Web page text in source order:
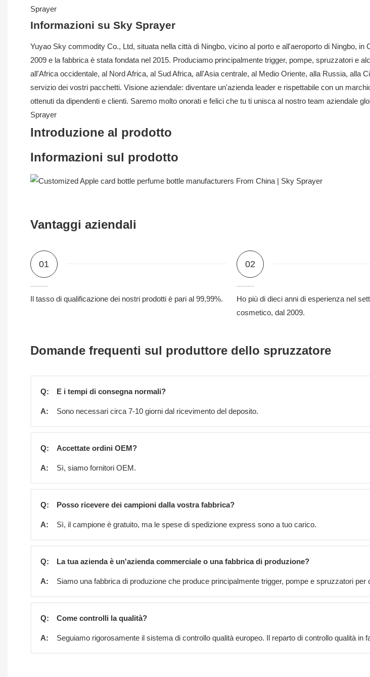
Sprayer
Informazioni su Sky Sprayer
Yuyao Sky commodity Co., Ltd, situata nella città di Ningbo, vicino al porto e all'aeroporto di Ningbo,
2009 e la fabbrica è stata fondata nel 2015. Produciamo principalmente trigger, pompe, spruzzatori e
all'Africa occidentale, al Nord Africa, al Sud Africa, all'Asia centrale, al Medio Oriente, alla Russia, alla
servizio dei vostri pacchetti. Visione aziendale: diventare un'azienda leader e rispettabile con un
ottenuti da dipendenti e clienti. Saremo molto onorati e felici che tu ti unisca
Sprayer
Introduzione al prodotto
Informazioni sul prodotto
Vantaggi aziendali
01
Il tasso di qualificazione dei nostri prodotti è pari al 99,99%.
02
Ho più di dieci anni di esperienza nel
cosmetico, dal 2009.
Domande frequenti sul produttore dello spruzzatore
Q: E i tempi di consegna normali?
A: Sono necessari circa 7-10 giorni dal ricevimento del deposito.
Q: Accettate ordini OEM?
A: Sì, siamo fornitori OEM.
Q: Posso ricevere dei campioni dalla vostra fabbrica?
A: Sì, il campione è gratuito, ma le spese di spedizione express sono a tuo carico.
Q: La tua azienda è un'azienda commerciale o una fabbrica di produzione?
A: Siamo una fabbrica di produzione che produce principalmente trigger, pompe e spruzzatori per
Q: Come controlli la qualità?
A: Seguiamo rigorosamente il sistema di controllo qualità europeo. Il reparto di controllo qualità